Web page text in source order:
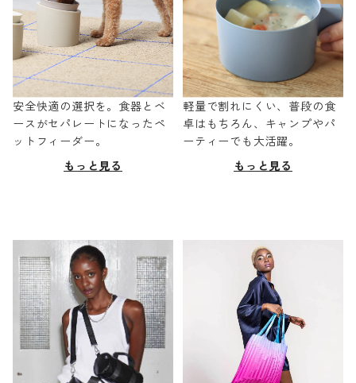
安全快適の選択を。食器とベ
ースがセパレートになったペ
ットフィーダー。
もっと見る
軽量で割れにくい、普段の食
卓はもちろん、キャンプやパ
ーティーでも大活躍。
もっと見る